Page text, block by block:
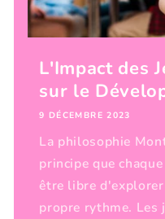
L'Impact des
sur le
9 DÉCEMBRE 2023
La philosophie
principe que
être libre
propre rythme. Les